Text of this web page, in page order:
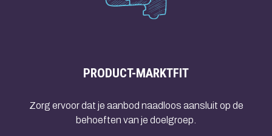
PRODUCT-MARKTFIT
Zorg ervoor dat je aanbod naadloos aansluit op de
behoeften van je doelgroep.